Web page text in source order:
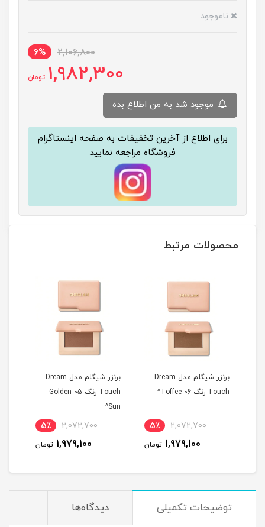
ناموجود
2,106,800
6%
1,982,300 تومان
برای اطلاع از آخرین تخفیفات به صفحه اینستاگرام
فروشگاه مراجعه نمایید
محصولات مرتبط
برنزر شیگلم مدل Dream
Touch رنگ 06 Toffee^
2,072,700 5٪
1,979,100 تومان
برنزر شیگلم مدل Dream
Touch رنگ 05 Golden
Sun^
2,072,700 5٪
1,979,100 تومان
توضیحات تکمیلی دیدگاه‌ها